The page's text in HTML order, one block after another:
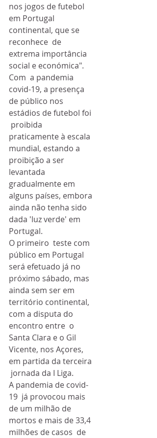
nos jogos de futebol
em Portugal
continental, que se
reconhece  de
extrema importância
social e económica".
Com  a pandemia
covid-19, a presença
de público nos
estádios de futebol foi
proibida
praticamente à escala
mundial, estando a
proibição a ser
levantada
gradualmente em
alguns países, embora
ainda não tenha sido
dada 'luz verde' em
Portugal.
O primeiro  teste com
público em Portugal
será efetuado já no
próximo sábado, mas
ainda sem ser em
território continental,
com a disputa do
encontro entre  o
Santa Clara e o Gil
Vicente, nos Açores,
em partida da terceira
jornada da I Liga.
A pandemia de covid-
19  já provocou mais
de um milhão de
mortos e mais de 33,4
milhões de casos  de